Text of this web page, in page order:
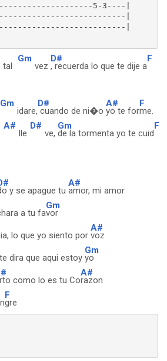
5-3----|
|
|
tal
Gm
vez
D#
, recuerda lo que te dije a
F
Gm
idare,
D#
cuando de ni�o
A#
yo te for
F
me.
A#
lle
D#
ve,
Gm
de la tormenta yo te cuid
F
y se apague tu
A#
amor, mi amor
a tu fa
Gm
vor
lo que yo siento por
A#
voz
dira que aqui estoy
Gm
yo
como lo es tu Co
A#
razon
F
gre